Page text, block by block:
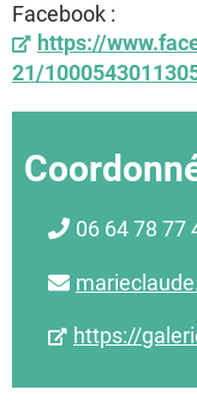
Facebook :
https://
21/
06 64 78 77
https://